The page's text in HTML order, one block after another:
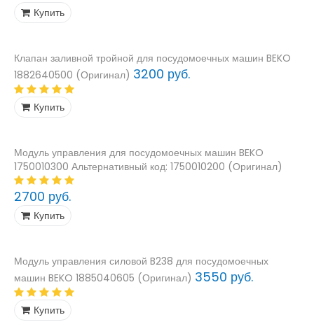
Купить
Клапан заливной тройной для посудомоечных машин BEKO
1882640500 (Оригинал) 3200 руб.
Купить
Модуль управления для посудомоечных машин BEKO
1750010300 Альтернативный код: 1750010200 (Оригинал)
2700 руб.
Купить
Модуль управления силовой B238 для посудомоечных
машин BEKO 1885040605 (Оригинал) 3550 руб.
Купить